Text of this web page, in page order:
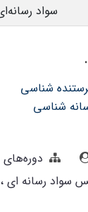
سواد رسانه‌ای 1
دوره‌های
سواد رسانه ای